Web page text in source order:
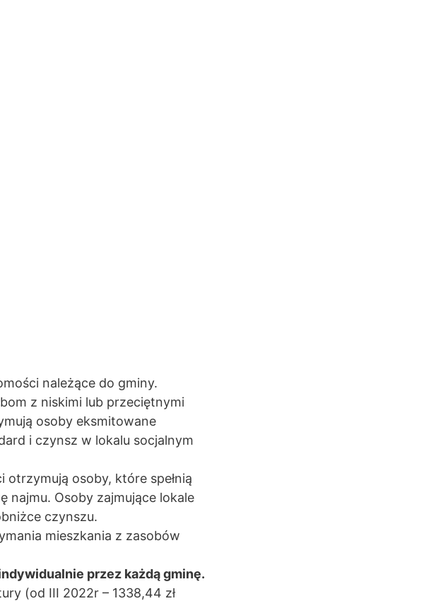
należące do gminy.
z niskimi lub przeciętnymi
osoby eksmitowane
i czynsz w lokalu socjalnym
osoby, które spełnią
najmu. Osoby zajmujące lokale
czynszu.
mieszkania z zasobów
przez każdą gminę.
(od III 2022r – 1338,44 zł